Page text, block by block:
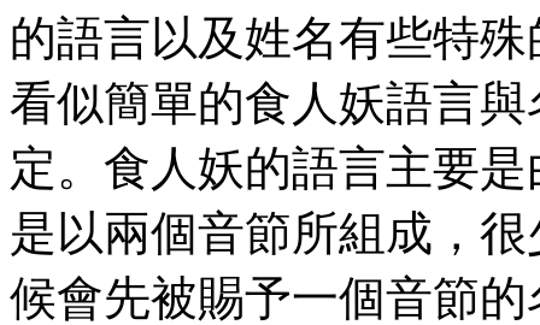
的語言以及姓名有些特
看似簡單的食人妖語言
定。食人妖的語言主要
是以兩個音節所組成，
候會先被賜予一個音節